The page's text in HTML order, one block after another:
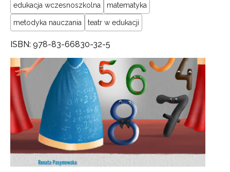
edukacja wczesnoszkolna matematyka
metodyka nauczania teatr w edukacji
ISBN: 978-83-66830-32-5